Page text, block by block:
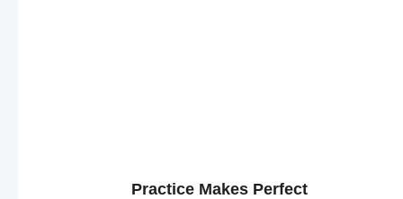
Practice Makes Perfect